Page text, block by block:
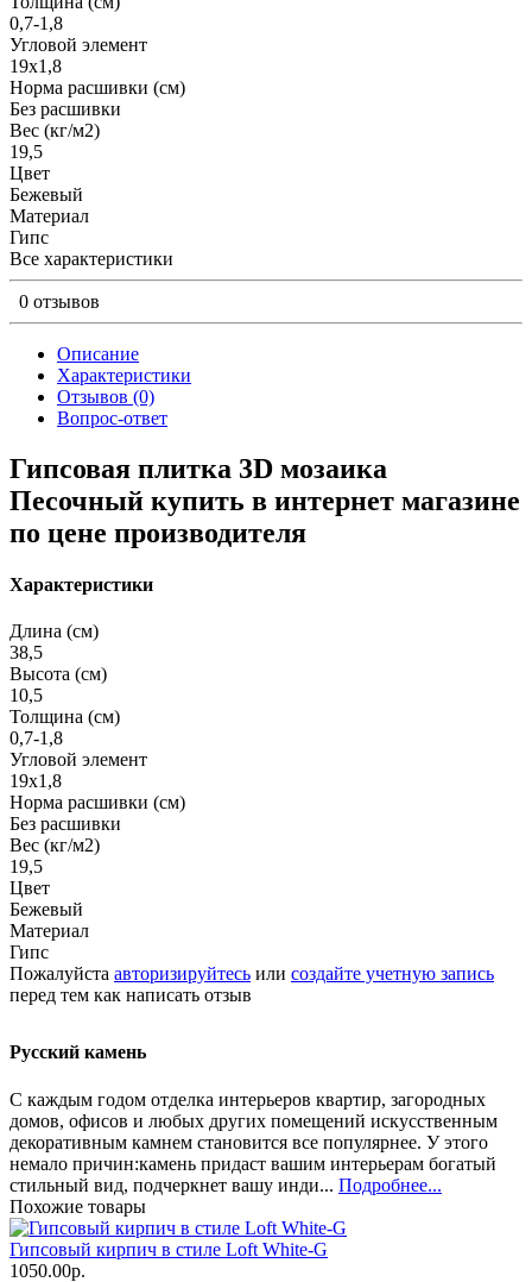
0,7-1,8
Угловой элемент
19х1,8
Норма расшивки (см)
Без расшивки
Вес (кг/м2)
19,5
Цвет
Бежевый
Материал
Гипс
Все характеристики
0 отзывов
Описание
Характеристики
Отзывов (0)
Вопрос-ответ
Гипсовая плитка 3D мозаика
Песочный купить в интернет магазине
по цене производителя
Характеристики
Длина (см)
38,5
Высота (см)
10,5
Толщина (см)
0,7-1,8
Угловой элемент
19х1,8
Норма расшивки (см)
Без расшивки
Вес (кг/м2)
19,5
Цвет
Бежевый
Материал
Гипс
Пожалуйста авторизируйтесь или создайте учетную запись
перед тем как написать отзыв
Русский камень
С каждым годом отделка интерьеров квартир, загородных
домов, офисов и любых других помещений искусственным
декоративным камнем становится все популярнее. У этого
немало причин:камень придаст вашим интерьерам богатый
стильный вид, подчеркнет вашу инди... Подробнее...
Похожие товары
Гипсовый кирпич в стиле Loft White-G
1050.00р.